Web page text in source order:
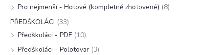
Pro nejmenší - Hotové (kompletně zhotovené) (8)
PŘEDŠKOLÁCI (33)
Předškoláci - PDF (10)
Předškoláci - Polotovar (3)